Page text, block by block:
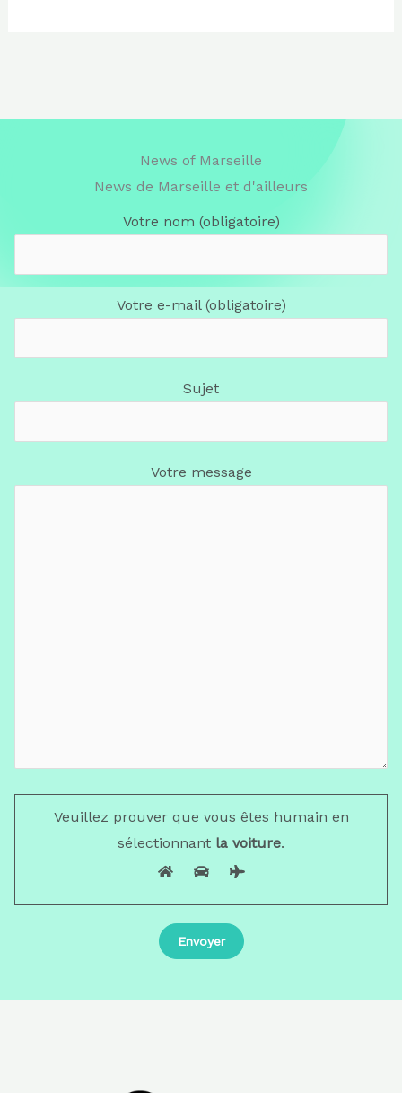
News of Marseille
News de Marseille et d'ailleurs
Votre nom (obligatoire)
Votre e-mail (obligatoire)
Sujet
Votre message
Veuillez prouver que vous êtes humain en
sélectionnant la voiture.